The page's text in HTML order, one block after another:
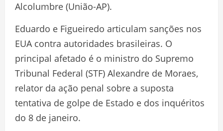
Alcolumbre (União-AP).
Eduardo e Figueiredo articulam sanções nos
EUA contra autoridades brasileiras. O
principal afetado é o ministro do Supremo
Tribunal Federal (STF) Alexandre de Moraes,
relator da ação penal sobre a suposta
tentativa de golpe de Estado e dos inquéritos
do 8 de janeiro.